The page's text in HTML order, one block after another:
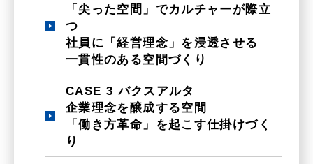
「尖った空間」でカルチャーが際立
つ
社員に「経営理念」を浸透させる
一貫性のある空間づくり
CASE 3 バクスアルタ
企業理念を醸成する空間
「働き方革命」を起こす仕掛けづく
り